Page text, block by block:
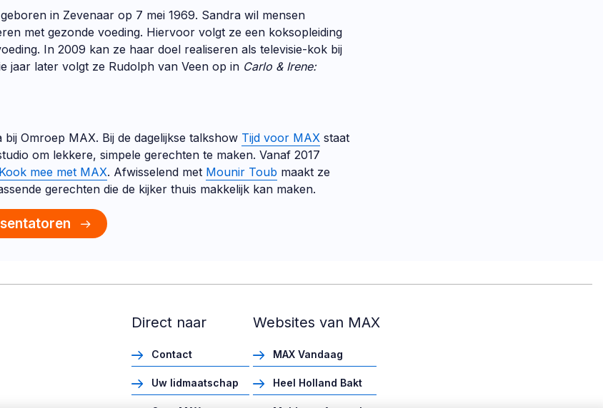
in Zevenaar op 7 mei 1969. Sandra wil mensen
met gezonde voeding. Hiervoor volgt ze een koksopleiding
In 2009 kan ze haar doel realiseren als televisie-kok bij
jaar later volgt ze Rudolph van Veen op in Carlo & Irene:
Omroep MAX. Bij de dagelijkse talkshow Tijd voor MAX staat
om lekkere, simpele gerechten te maken. Vanaf 2017
Kook mee met MAX. Afwisselend met Mounir Toub maakt ze
gerechten die de kijker thuis makkelijk kan maken.
Direct naar
Contact
Uw lidmaatschap
Websites van MAX
MAX Vandaag
Heel Holland Bakt